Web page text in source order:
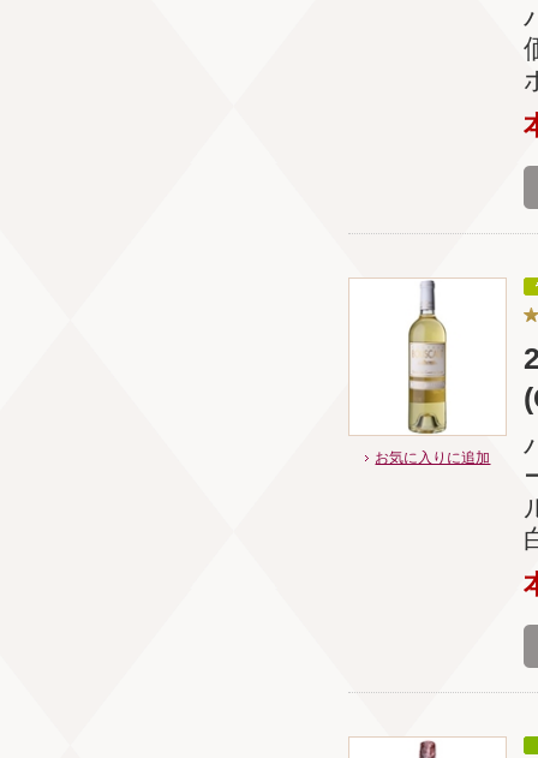
お気に入りに追加